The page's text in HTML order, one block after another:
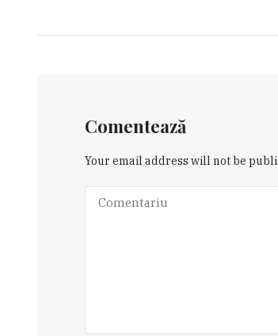
Comentează
Your email address will not be